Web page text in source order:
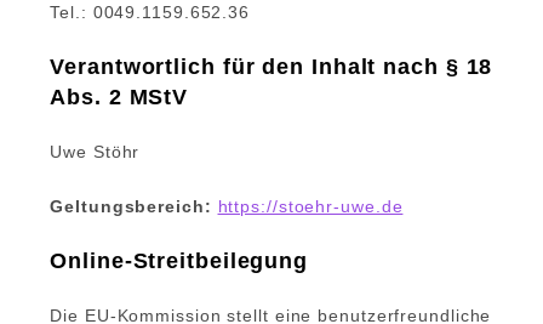
Tel.: 0049.1159.652.36
Verantwortlich für den Inhalt nach § 18
Abs. 2 MStV
Uwe Stöhr
Geltungsbereich: https://stoehr-uwe.de
Online-Streitbeilegung
Die EU-Kommission stellt eine benutzerfreundliche